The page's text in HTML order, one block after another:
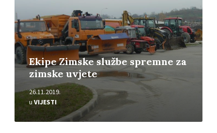
Ekipe Zimske službe spremne za
zimske uvjete
26.11.2019.
u VIJESTI